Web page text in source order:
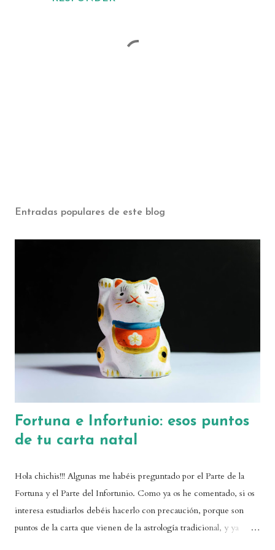
b
i
e
n
a
r
i
o
Entradas populares de este blog
Fortuna e Infortunio: esos puntos
de tu carta natal
Hola chichis!!! Algunas me habéis preguntado por el Parte de la
Fortuna y el Parte del Infortunio. Como ya os he comentado, si os
interesa estudiarlos debéis hacerlo con precaución, porque son
puntos de la carta que vienen de la astrología tradicional, y ya